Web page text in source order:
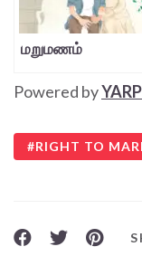
மறுமணம்
Powered by
RIGHT TO